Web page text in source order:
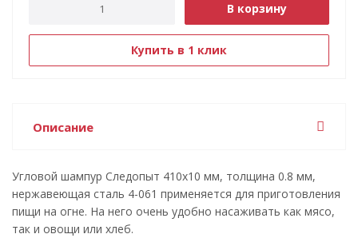
В корзину
Купить в 1 клик
Описание
Угловой шампур Следопыт 410x10 мм, толщина 0.8 мм,
нержавеющая сталь 4-061 применяется для приготовления
пищи на огне. На него очень удобно насаживать как мясо,
так и овощи или хлеб.